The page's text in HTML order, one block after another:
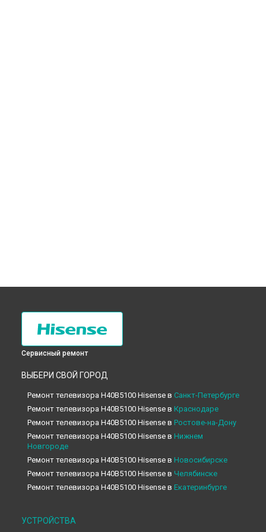
Сервисный ремонт
ВЫБЕРИ СВОЙ ГОРОД
Ремонт телевизора H40B5100 Hisense в Санкт-Петербурге
Ремонт телевизора H40B5100 Hisense в Краснодаре
Ремонт телевизора H40B5100 Hisense в Ростове-на-Дону
Ремонт телевизора H40B5100 Hisense в Нижнем
Новгороде
Ремонт телевизора H40B5100 Hisense в Новосибирске
Ремонт телевизора H40B5100 Hisense в Челябинске
Ремонт телевизора H40B5100 Hisense в Екатеринбурге
Ремонт телевизора H40B5100 Hisense в
УСТРОЙСТВА